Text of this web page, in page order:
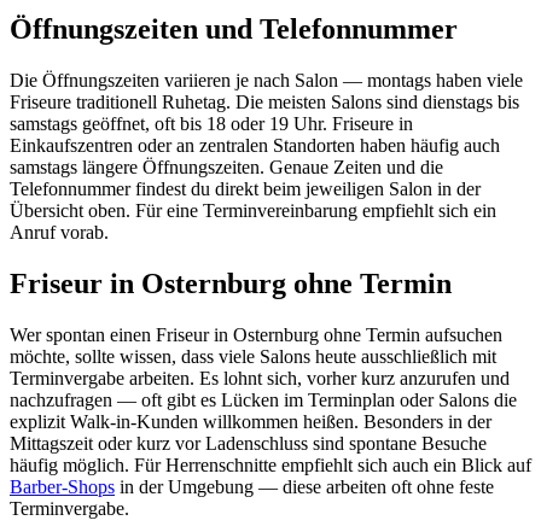
Öffnungszeiten und Telefonnummer
Die Öffnungszeiten variieren je nach Salon — montags haben viele
Friseure traditionell Ruhetag. Die meisten Salons sind dienstags bis
samstags geöffnet, oft bis 18 oder 19 Uhr. Friseure in
Einkaufszentren oder an zentralen Standorten haben häufig auch
samstags längere Öffnungszeiten. Genaue Zeiten und die
Telefonnummer findest du direkt beim jeweiligen Salon in der
Übersicht oben. Für eine Terminvereinbarung empfiehlt sich ein
Anruf vorab.
Friseur in Osternburg ohne Termin
Wer spontan einen Friseur in Osternburg ohne Termin aufsuchen
möchte, sollte wissen, dass viele Salons heute ausschließlich mit
Terminvergabe arbeiten. Es lohnt sich, vorher kurz anzurufen und
nachzufragen — oft gibt es Lücken im Terminplan oder Salons die
explizit Walk-in-Kunden willkommen heißen. Besonders in der
Mittagszeit oder kurz vor Ladenschluss sind spontane Besuche
häufig möglich. Für Herrenschnitte empfiehlt sich auch ein Blick auf
Barber-Shops in der Umgebung — diese arbeiten oft ohne feste
Terminvergabe.